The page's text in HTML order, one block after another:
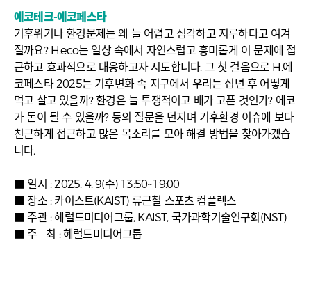
에코테크-에코페스타
기후위기나 환경문제는 왜 늘 어렵고 심각하고 지루하다고 여겨
질까요? H.eco는 일상 속에서 자연스럽고 흥미롭게 이 문제에 접
근하고 효과적으로 대응하고자 시도합니다. 그 첫 걸음으로 H.에
코페스타 2025는 기후변화 속 지구에서 우리는 십년 후 어떻게
먹고 살고 있을까? 환경은 늘 투쟁적이고 배가 고픈 것인가? 에코
가 돈이 될 수 있을까? 등의 질문을 던지며 기후환경 이슈에 보다
친근하게 접근하고 많은 목소리를 모아 해결 방법을 찾아가겠습
니다.
■ 일시 : 2025. 4. 9(수) 13:50~19:00
■ 장소 : 카이스트(KAIST) 류근철 스포츠 컴플렉스
■ 주관 : 헤럴드미디어그룹, KAIST, 국가과학기술연구회(NST)
■ 주 최 : 헤럴드미디어그룹